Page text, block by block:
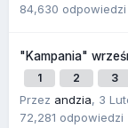
84,630 odpowiedzi
"Kampania"
1 2 3
Przez andzia, 3
72,281 odpowiedzi